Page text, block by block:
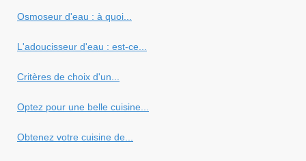
Osmoseur d'eau : à quoi...
L'adoucisseur d'eau : est-ce...
Critères de choix d'un...
Optez pour une belle cuisine...
Obtenez votre cuisine de...